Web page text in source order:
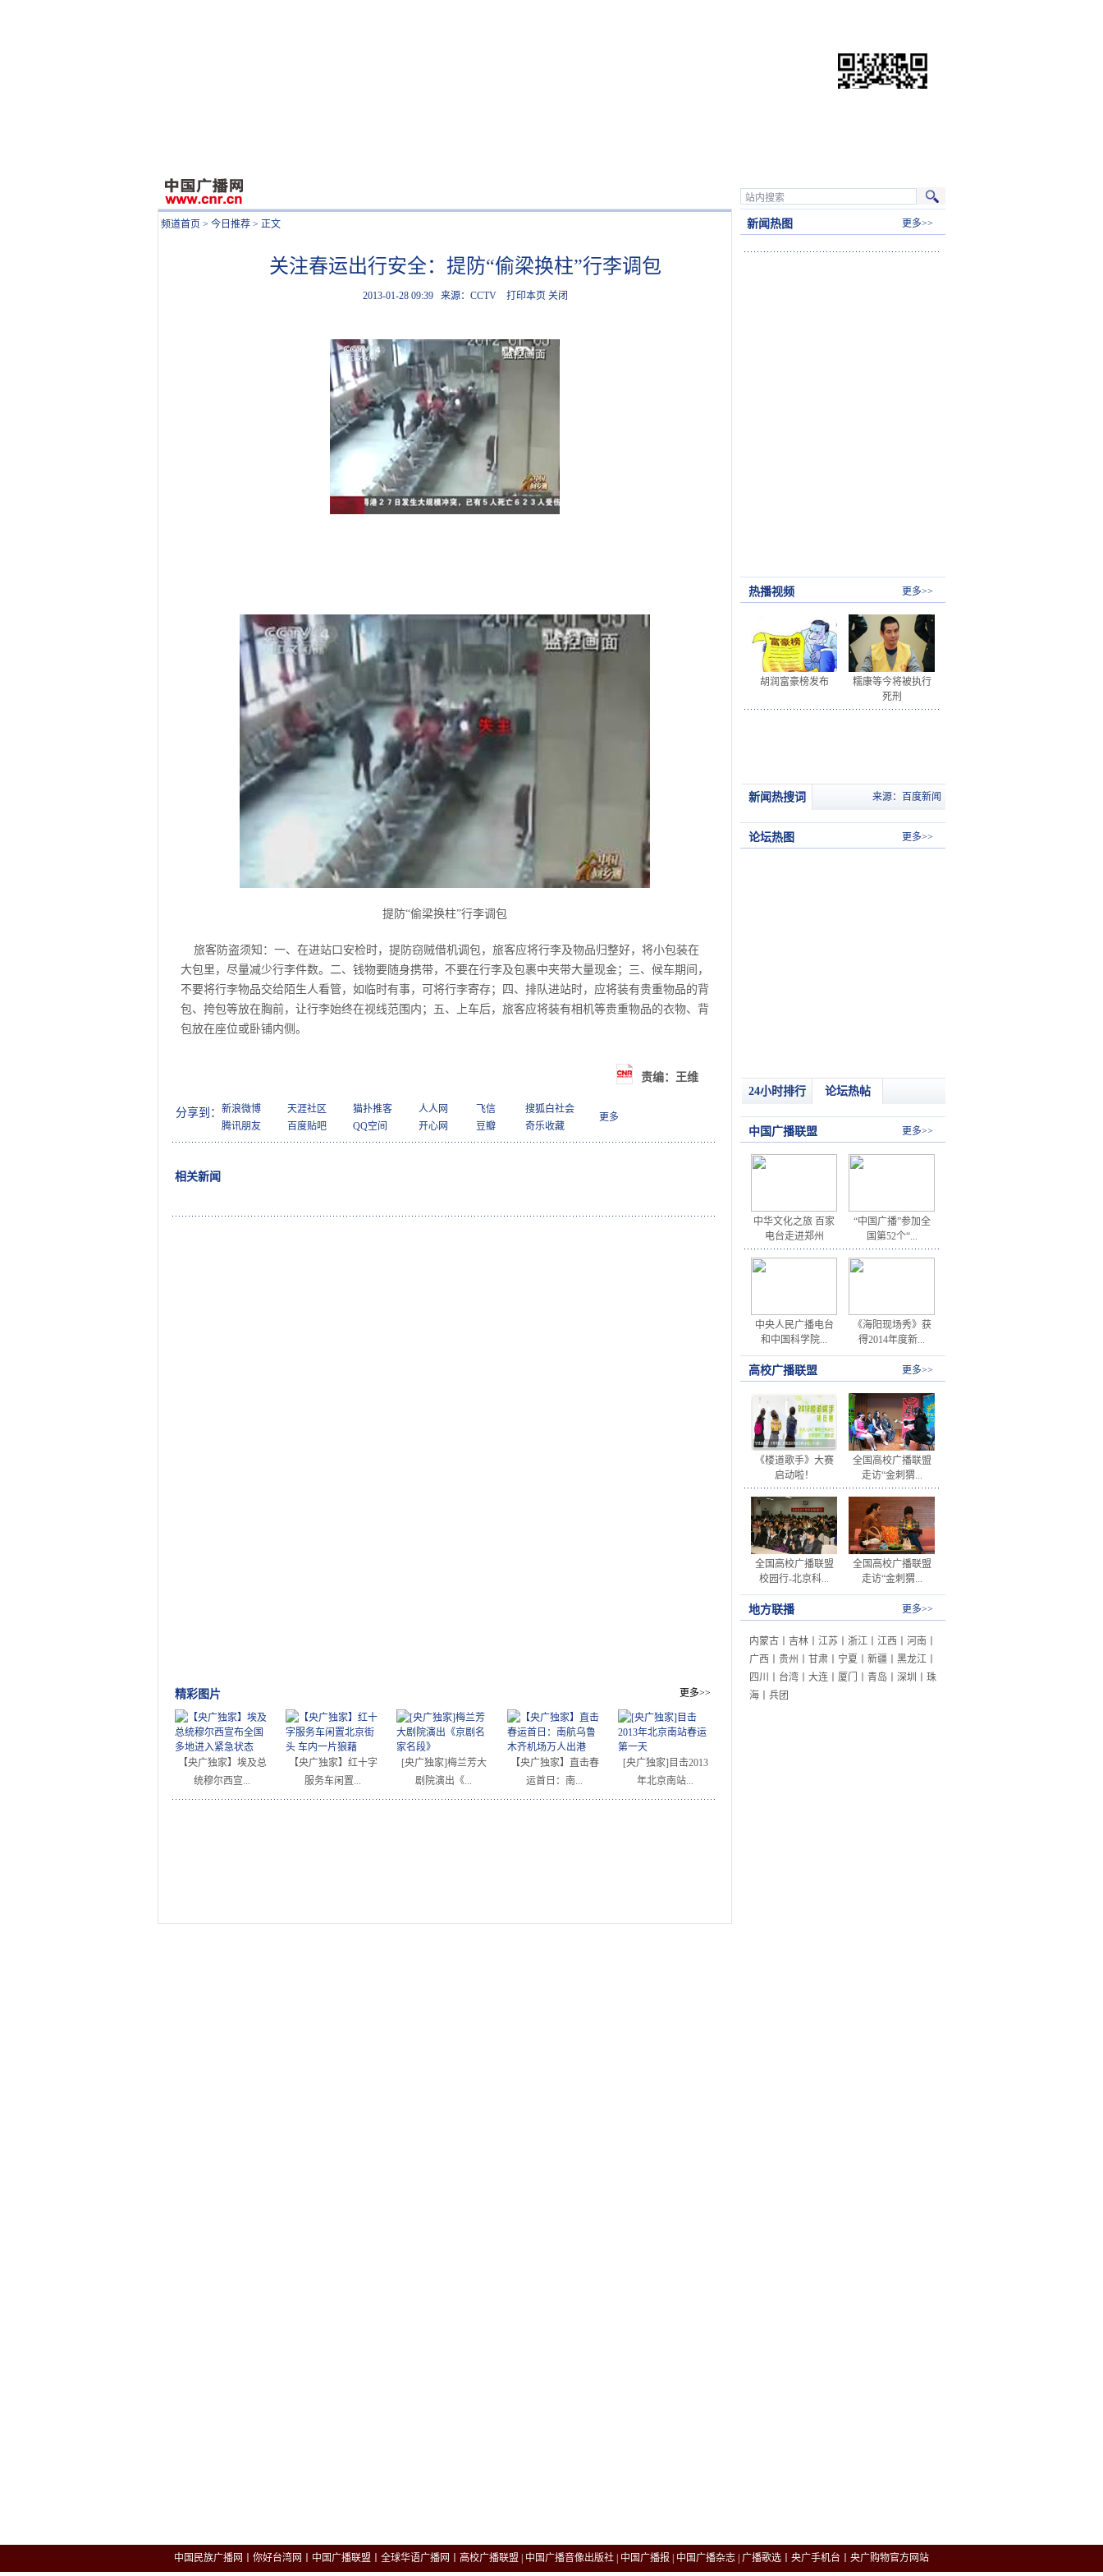
频道首页 > 今日推荐 > 正文
关注春运出行安全：提防“偷梁换柱”行李调包
2013-01-28 09:39 来源：CCTV 打印本页 关闭
提防“偷梁换柱”行李调包
旅客防盗须知：一、在进站口安检时，提防窃贼借机调包，旅客应将行李及物品归整好，将小包装在
大包里，尽量减少行李件数。二、钱物要随身携带，不要在行李及包裹中夹带大量现金；三、候车期间，
不要将行李物品交给陌生人看管，如临时有事，可将行李寄存；四、排队进站时，应将装有贵重物品的背
包、挎包等放在胸前，让行李始终在视线范围内；五、上车后，旅客应将装有相机等贵重物品的衣物、背
包放在座位或卧铺内侧。
责编：王维
分享到： 新浪微博
腾讯朋友
天涯社区
百度贴吧
猫扑推客
QQ空间
人人网
开心网
飞信
豆瓣
搜狐白社会
奇乐收藏
更多
相关新闻
精彩图片 更多>>
【央广独家】埃及总
统穆尔西宣...
【央广独家】红十字
服务车闲置...
[央广独家]梅兰芳大
剧院演出《...
【央广独家】直击春
运首日：南...
[央广独家]目击2013
年北京南站...